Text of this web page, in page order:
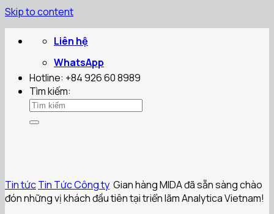
Skip to content
Liên hệ
WhatsApp
Hotline: +84 926 60 8989
Tìm kiếm:
Tin tứcTin Tức Công ty ️ Gian hàng MIDA đã sẵn sàng chào
đón những vị khách đầu tiên tại triển lãm Analytica Vietnam!